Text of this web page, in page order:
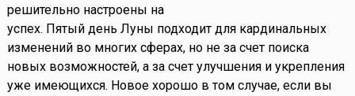
решительно настроены на
успех. Пятый день Луны подходит для кардинальных
изменений во многих сферах, но не за счет поиска
новых возможностей, а за счет улучшения и укрепления
уже имеющихся. Новое хорошо в том случае, если вы